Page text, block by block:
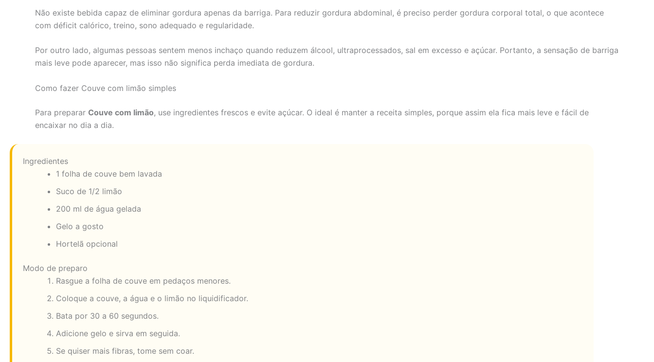
Não existe bebida capaz de eliminar gordura apenas da barriga. Para reduzir gordura abdominal, é preciso perder gordura corporal total, o que acontece
com déficit calórico, treino, sono adequado e regularidade.
Por outro lado, algumas pessoas sentem menos inchaço quando reduzem álcool, ultraprocessados, sal em excesso e açúcar. Portanto, a sensação de barriga
mais leve pode aparecer, mas isso não significa perda imediata de gordura.
Como fazer Couve com limão simples
Para preparar Couve com limão, use ingredientes frescos e evite açúcar. O ideal é manter a receita simples, porque assim ela fica mais leve e fácil de
encaixar no dia a dia.
Ingredientes
1 folha de couve bem lavada
Suco de 1/2 limão
200 ml de água gelada
Gelo a gosto
Hortelã opcional
Modo de preparo
Rasgue a folha de couve em pedaços menores.
Coloque a couve, a água e o limão no liquidificador.
Bata por 30 a 60 segundos.
Adicione gelo e sirva em seguida.
Se quiser mais fibras, tome sem coar.